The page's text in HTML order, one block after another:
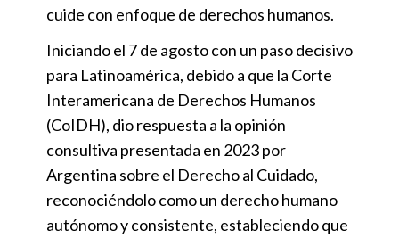
cuide con enfoque de derechos humanos.
Iniciando el 7 de agosto con un paso decisivo
para Latinoamérica, debido a que la Corte
Interamericana de Derechos Humanos
(CoIDH), dio respuesta a la opinión
consultiva presentada en 2023 por
Argentina sobre el Derecho al Cuidado,
reconociéndolo como un derecho humano
autónomo y consistente, estableciendo que